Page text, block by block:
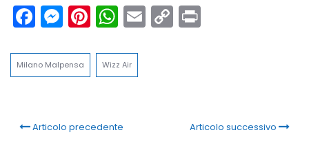
Facebook
Messenger
Pinterest
WhatsApp
Email
Copy
Milano Malpensa Wizz Air
Articolo precedente Articolo successivo